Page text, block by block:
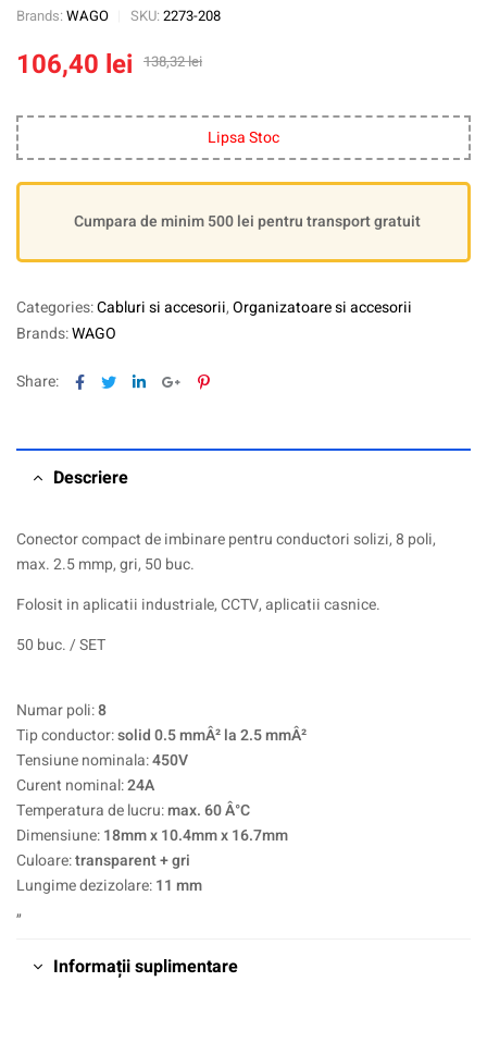
Brands: WAGO SKU: 2273-208
138,32lei
106,40 lei
Lipsa Stoc
Cumpara de minim 500 lei pentru transport gratuit
Categories:Cabluri si accesorii,Organizatoare si accesorii
Brands:WAGO
Share: Facebook
TwitterLinkedinGoogle+Pinterest
Descriere
Conector compact de imbinare pentru conductori solizi, 8 poli,
max. 2.5 mmp, gri, 50 buc.
Folosit in aplicatii industriale, CCTV, aplicatii casnice.
50 buc. / SET
Numar poli:8
Tip conductor:solid 0.5 mmÂ² la 2.5 mmÂ²
Tensiune nominala:450V
Curent nominal:24A
Temperatura de lucru:max. 60 Â°C
Dimensiune:18mm x 10.4mm x 16.7mm
Culoare:transparent + gri
Lungime dezizolare:11 mm
„
Informații suplimentare